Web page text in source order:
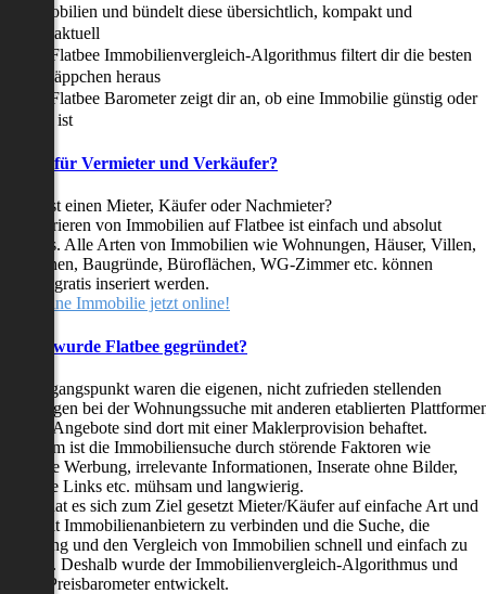
Immobilien und bündelt diese übersichtlich, kompakt und
tagesaktuell
Der Flatbee Immobilienvergleich-Algorithmus filtert dir die besten
Schnäppchen heraus
Der Flatbee Barometer zeigt dir an, ob eine Immobilie günstig oder
teuer ist
für Vermieter und Verkäufer?
suchst einen Mieter, Käufer oder Nachmieter?
Inserieren von Immobilien auf Flatbee ist einfach und absolut
Alle Arten von Immobilien wie Wohnungen, Häuser, Villen,
Baugründe, Büroflächen, WG-Zimmer etc. können
gratis inseriert werden.
deine Immobilie jetzt online!
wurde Flatbee gegründet?
Ausgangspunkt waren die eigenen, nicht zufrieden stellenden
bei der Wohnungssuche mit anderen etablierten
alle Angebote sind dort mit einer Maklerprovision behaftet.
ist die Immobiliensuche durch störende Faktoren wie
Werbung, irrelevante Informationen, Inserate ohne Bilder,
Links etc. mühsam und langwierig.
hat es sich zum Ziel gesetzt Mieter/Käufer auf einfache Art und
mit Immobilienanbietern zu verbinden und die Suche, die
und den Vergleich von Immobilien schnell und einfach zu
Deshalb wurde der Immobilienvergleich-Algorithmus und
Preisbarometer entwickelt.